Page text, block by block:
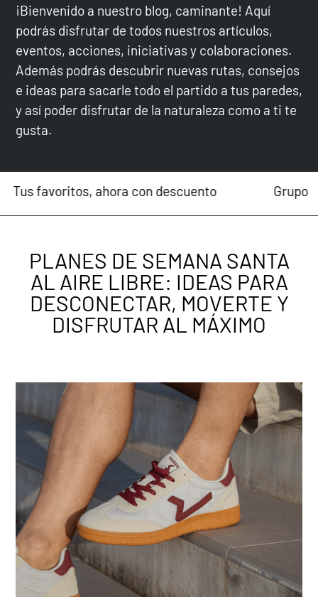
VER MÁS
¡Bienvenido a nuestro blog, caminante! Aquí
podrás disfrutar de todos nuestros artículos,
eventos, acciones, iniciativas y colaboraciones.
Además podrás descubrir nuevas rutas, consejos
e ideas para sacarle todo el partido a tus paredes,
y así poder disfrutar de la naturaleza como a ti te
gusta.
con descuento Grupo Paredes, finalista en
PLANES DE SEMANA SANTA
AL AIRE LIBRE: IDEAS PARA
DESCONECTAR, MOVERTE Y
DISFRUTAR AL MÁXIMO